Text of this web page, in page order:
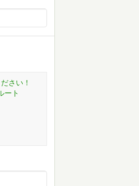
ださい！
ート